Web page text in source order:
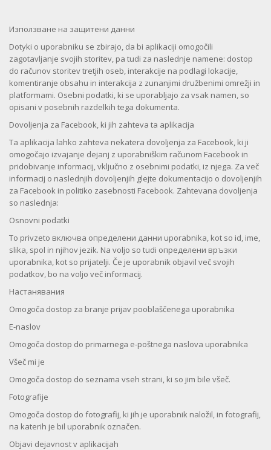
Използване на защитени данни
Dotyki o uporabniku se zbirajo, da bi aplikaciji omogočili
zagotavljanje svojih storitev, pa tudi za naslednje namene: dostop
do računov storitev tretjih oseb, interakcije na podlagi lokacije,
komentiranje obsahu in interakcija z zunanjimi družbenimi omrežji in
platformami. Osebni podatki, ki se uporabljajo za vsak namen, so
opisani v posebnih razdelkih tega dokumenta.
Dovoljenja za Facebook, ki jih zahteva ta aplikacija
Ta aplikacija lahko zahteva nekatera dovoljenja za Facebook, ki ji
omogočajo izvajanje dejanj z uporabniškim računom Facebook in
pridobivanje informacij, vključno z osebnimi podatki, iz njega. Za več
informacij o naslednjih dovoljenjih glejte dokumentacijo o dovoljenjih
za Facebook in politiko zasebnosti Facebook. Zahtevana dovoljenja
so naslednja:
Osnovni podatki
To privzeto включва определени данни uporabnika, kot so id, ime,
slika, spol in njihov jezik. Na voljo so tudi определени връзки
uporabnika, kot so prijatelji. Če je uporabnik objavil več svojih
podatkov, bo na voljo več informacij.
Настанявания
Omogoča dostop za branje prijav pooblaščenega uporabnika
E-naslov
Omogoča dostop do primarnega e-poštnega naslova uporabnika
Všeč mi je
Omogoča dostop do seznama vseh strani, ki so jim bile všeč.
Fotografije
Omogoča dostop do fotografij, ki jih je uporabnik naložil, in fotografij,
na katerih je bil uporabnik označen.
Objavi dejavnost v aplikacijah